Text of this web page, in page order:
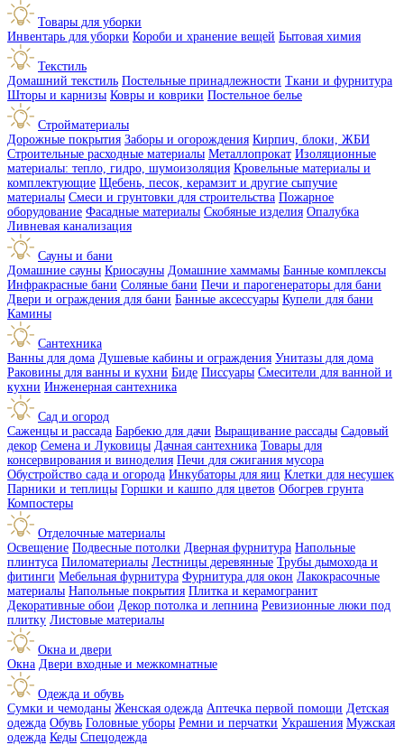
Товары для уборки
Инвентарь для уборки Короби и хранение вещей Бытовая химия
Текстиль
Домашний текстиль Постельные принадлежности Ткани и фурнитура
Шторы и карнизы Ковры и коврики Постельное белье
Стройматериалы
Дорожные покрытия Заборы и огорождения Кирпич, блоки, ЖБИ
Строительные расходные материалы Металлопрокат Изоляционные
материалы: тепло, гидро, шумоизоляция Кровельные материалы и
комплектующие Щебень, песок, керамзит и другие сыпучие
материалы Смеси и грунтовки для строительства Пожарное
оборудование Фасадные материалы Скобяные изделия Опалубка
Ливневая канализация
Сауны и бани
Домашние сауны Криосауны Домашние хаммамы Банные комплексы
Инфракрасные бани Соляные бани Печи и парогенераторы для бани
Двери и ограждения для бани Банные аксессуары Купели для бани
Камины
Сантехника
Ванны для дома Душевые кабины и ограждения Унитазы для дома
Раковины для ванны и кухни Биде Писсуары Смесители для ванной и
кухни Инженерная сантехника
Сад и огород
Саженцы и рассада Барбекю для дачи Выращивание рассады Садовый
декор Семена и Луковицы Дачная сантехника Товары для
консервирования и виноделия Печи для сжигания мусора
Обустройство сада и огорода Инкубаторы для яиц Клетки для несушек
Парники и теплицы Горшки и кашпо для цветов Обогрев грунта
Компостеры
Отделочные материалы
Освещение Подвесные потолки Дверная фурнитура Напольные
плинтуса Пиломатериалы Лестницы деревянные Трубы дымохода и
фитинги Мебельная фурнитура Фурнитура для окон Лакокрасочные
материалы Напольные покрытия Плитка и керамогранит
Декоративные обои Декор потолка и лепнина Ревизионные люки под
плитку Листовые материалы
Окна и двери
Окна Двери входные и межкомнатные
Одежда и обувь
Сумки и чемоданы Женская одежда Аптечка первой помощи Детская
одежда Обувь Головные уборы Ремни и перчатки Украшения Мужская
одежда Кеды Спецодежда